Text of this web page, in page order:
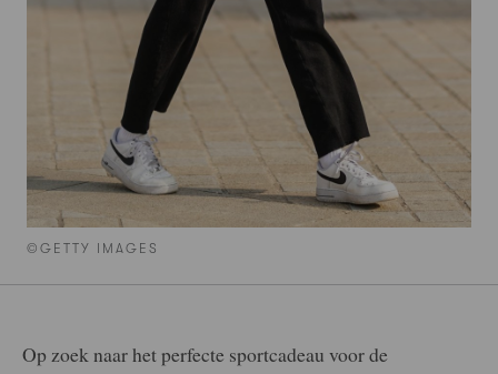
©GETTY IMAGES
Op zoek naar het perfecte sportcadeau voor de